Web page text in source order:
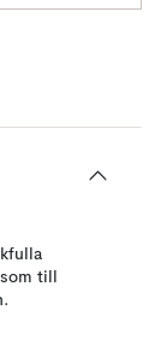
till